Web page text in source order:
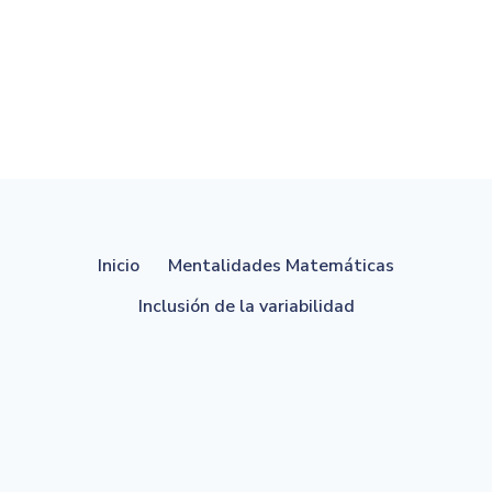
Inicio
Mentalidades Matemáticas
Inclusión de la variabilidad